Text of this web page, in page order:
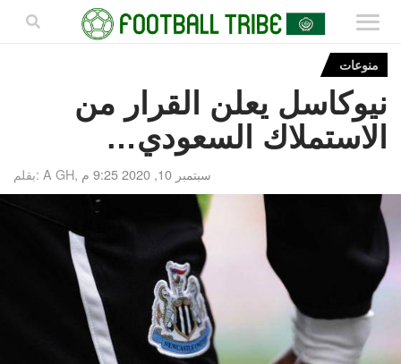
منوعات
نيوكاسل يعلن القرار من
الاستملاك السعودي…
بقلم: A GH, سبتمبر 10, 2020 9:25 م